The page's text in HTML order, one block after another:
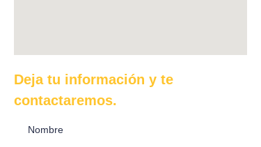
Deja tu información y te
contactaremos.
Nombre